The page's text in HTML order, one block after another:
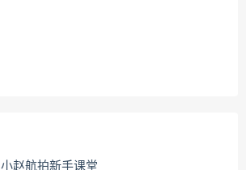
小赵航拍新手课堂